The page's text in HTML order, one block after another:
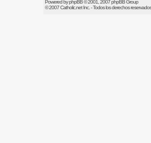
Powered byphpBB© 2001, 2007 phpBB Group
© 2007Catholic.netInc. - Todos los derechos reservados